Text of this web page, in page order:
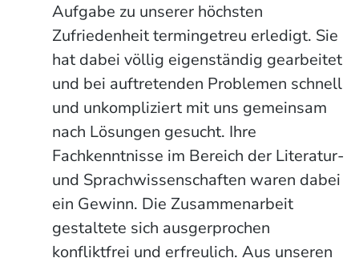
Aufgabe zu unserer höchsten
Zufriedenheit termingetreu erledigt. Sie
hat dabei völlig eigenständig gearbeitet
und bei auftretenden Problemen schnell
und unkompliziert mit uns gemeinsam
nach Lösungen gesucht. Ihre
Fachkenntnisse im Bereich der Literatur-
und Sprachwissenschaften waren dabei
ein Gewinn. Die Zusammenarbeit
gestaltete sich ausgerprochen
konfliktfrei und erfreulich. Aus unseren